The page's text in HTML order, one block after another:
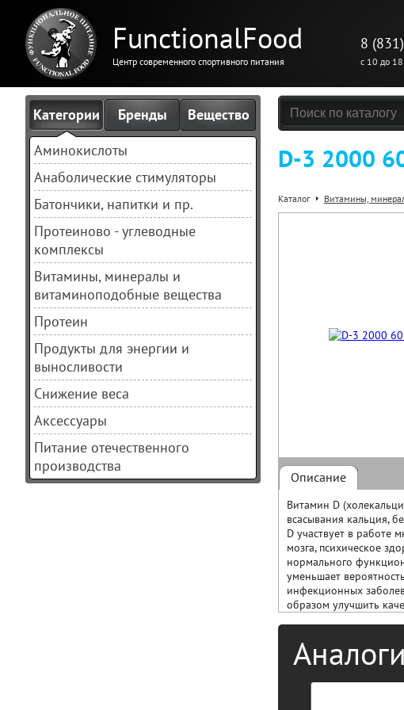
FunctionalFood
Центр современного спортивного питания
8
с 10 до
Категории Бренды
Вещество
Аминокислоты
Анаболические стимуляторы
Батончики, напитки и пр.
Протеиново - углеводные
комплексы
Витамины, минералы и
витаминоподобные вещества
Протеин
Продукты для энергии и
выносливости
Снижение веса
Аксессуары
Питание отечественного
производства
D-3 2000
Каталог Витамины,
Описание
Витамин D
всасывания кальция,
D участвует в работе
мозга, психическое
нормального
уменьшает
инфекционных
образом улучшить